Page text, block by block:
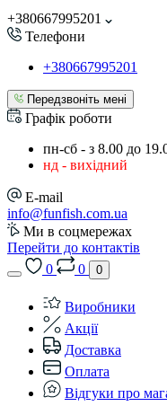
+380667995201
Телефони
+380667995201
Передзвоніть мені
Графік роботи
пн-сб - з 8.00 до
нд - вихідний
E-mail
info@funfish.com.ua
Ми в соцмережах
Перейти до контактів
0
0 0
Виробники
Акції
Доставка
Оплата
Відгуки про